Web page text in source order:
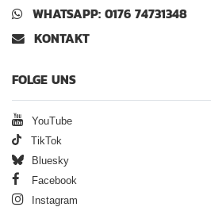
WHATSAPP: 0176 74731348
KONTAKT
FOLGE UNS
YouTube
TikTok
Bluesky
Facebook
Instagram